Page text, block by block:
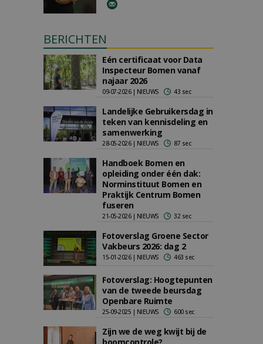
BERICHTEN
Eén certificaat voor Data
Inspecteur Bomen vanaf
najaar 2026
09-07-2026 | NIEUWS 43 sec
Landelijke Gebruikersdag in
teken van kennisdeling en
samenwerking
28-05-2026 | NIEUWS 87 sec
Handboek Bomen en
opleiding onder één dak:
Norminstituut Bomen en
Praktijk Centrum Bomen
fuseren
21-05-2026 | NIEUWS 32 sec
Fotoverslag Groene Sector
Vakbeurs 2026: dag 2
15-01-2026 | NIEUWS 463 sec
Fotoverslag: Hoogtepunten
van de tweede beursdag
Openbare Ruimte
25-09-2025 | NIEUWS 600 sec
Zijn we de weg kwijt bij de